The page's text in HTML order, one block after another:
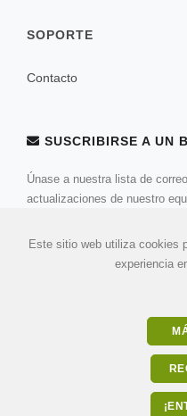
SOPORTE
Contacto
SUSCRIBIRSE A UN
Únase a nuestra lista de
actualizaciones de nuestro
© 2026 Todos los
Este sitio web utiliza cookies
experiencia